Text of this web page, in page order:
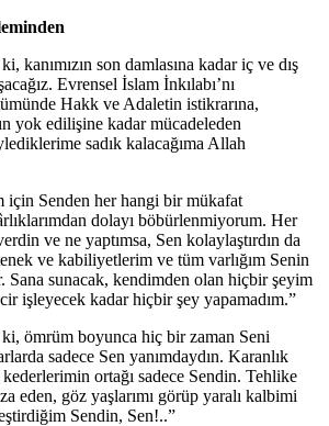
kanımızın son damlasına kadar iç ve dış
Evrensel İslam İnkılabı’nı
Hakk ve Adaletin istikrarına,
yok edilişine kadar mücadeleden
sadık kalacağıma Allah
için Senden her hangi bir mükafat
dolayı böbürlenmiyorum. Her
ve ne yaptımsa, Sen kolaylaştırdın da
ve kabiliyetlerim ve tüm varlığım Senin
Sana sunacak, kendimden olan hiçbir şeyim
işleyecek kadar hiçbir şey yapamadım.”
ömrüm boyunca hiç bir zaman Seni
sadece Sen yanımdaydın. Karanlık
ortağı sadece Sendin. Tehlike
eden, göz yaşlarımı görüp yaralı kalbimi
Sendin, Sen!..”